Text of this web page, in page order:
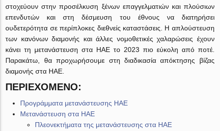
στοχεύουν στην προσέλκυση ξένων επαγγελματιών και πλούσιων
επενδυτών και στη δέσμευση του έθνους να διατηρήσει
ουδετερότητα σε περίπλοκες διεθνείς καταστάσεις. Η απλούστευση
των κανόνων διαμονής και άλλες νομοθετικές χαλαρώσεις έχουν
κάνει τη μετανάστευση στα ΗΑΕ το 2023 πιο εύκολη από ποτέ.
Παρακάτω, θα προχωρήσουμε στη διαδικασία απόκτησης βίζας
διαμονής στα ΗΑΕ.
ΠΕΡΙΕΧΌΜΕΝΟ:
Προγράμματα μετανάστευσης ΗΑΕ
Μετανάστευση στα ΗΑΕ
Πλεονεκτήματα της μετανάστευσης στα ΗΑΕ